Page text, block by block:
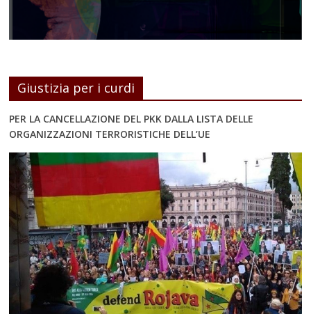
Giustizia per i curdi
PER LA CANCELLAZIONE DEL PKK DALLA LISTA DELLE
ORGANIZZAZIONI TERRORISTICHE DELL’UE